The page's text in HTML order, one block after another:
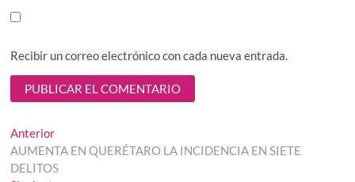
Recibir un correo electrónico con cada nueva entrada.
Navegación
de
AnteriorEntrada
anterior:
AUMENTA EN QUERÉTARO LA INCIDENCIA EN SIETE
DELITOS